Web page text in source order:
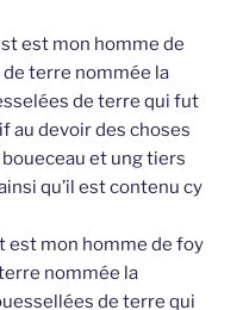
est mon homme de
de terre nommée la
de terre qui fut
au devoir des choses
et ung tiers
qu’il est contenu cy
est mon homme de foy
nommée la
de terre qui